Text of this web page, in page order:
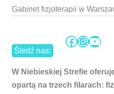
Gabinet fizjoterapii w
Śledź nas:
Facebook
W Niebieskiej Strefie
opartą na trzech filarach: